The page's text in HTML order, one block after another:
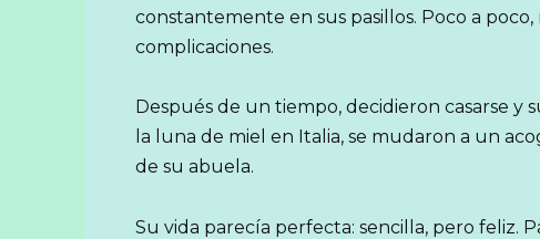
constantemente en sus pasillos. Poco a
complicaciones.
Después de un tiempo, decidieron casarse y
la luna de miel en Italia, se mudaron a un
de su abuela.
Su vida parecía perfecta: sencilla, pero feliz.